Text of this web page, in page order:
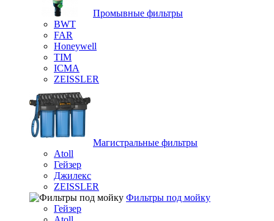
Промывные фильтры
BWT
FAR
Honeywell
TIM
ICMA
ZEISSLER
Магистральные фильтры
Atoll
Гейзер
Джилекс
ZEISSLER
Фильтры под мойку
Гейзер